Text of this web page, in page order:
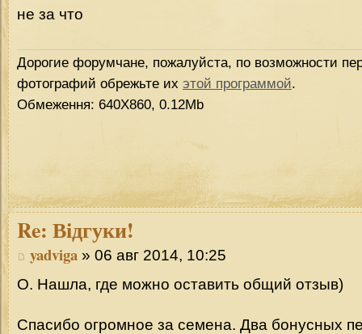
не за что
Дорогие форумчане, пожалуйста, по возможности
фотографий обрежьте их этой программой.
Обмеження: 640Х860, 0.12Mb
Re: Відгуки!
yadviga » 06 авг 2014, 10:25
О. Нашла, где можно оставить общий отзыв)
Спасибо огромное за семена. Два бонусных